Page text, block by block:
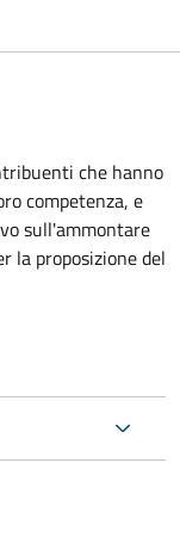
che hanno
competenza, e
sull'ammontare
la proposizione del